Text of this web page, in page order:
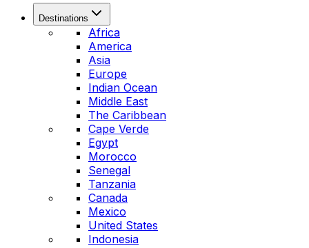
Destinations
Africa
America
Asia
Europe
Indian Ocean
Middle East
The Caribbean
Cape Verde
Egypt
Morocco
Senegal
Tanzania
Canada
Mexico
United States
Indonesia